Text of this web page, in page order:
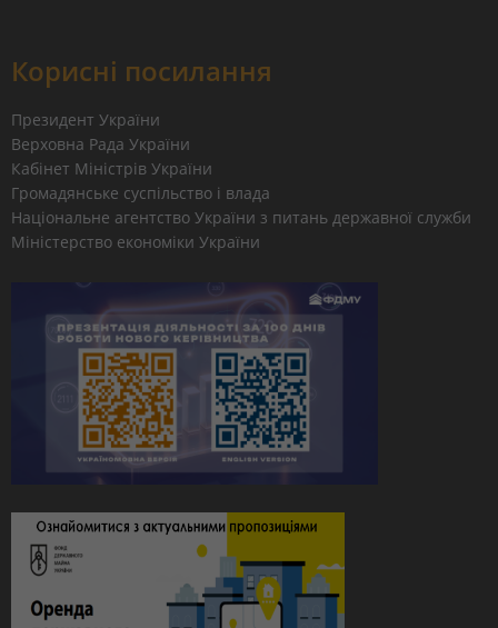
Корисні посилання
Президент України
Верховна Рада України
Кабінет Міністрів України
Громадянське суспільство і влада
Національне агентство України з питань державної служби
Міністерство економіки України